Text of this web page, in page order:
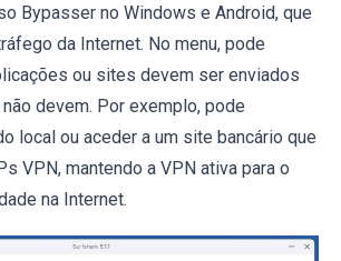
Bypasser no Windows e Android, que
da Internet. No menu, pode
ou sites devem ser enviados
devem. Por exemplo, pode
local ou aceder a um site bancário que
VPN, mantendo a VPN ativa para o
na Internet.